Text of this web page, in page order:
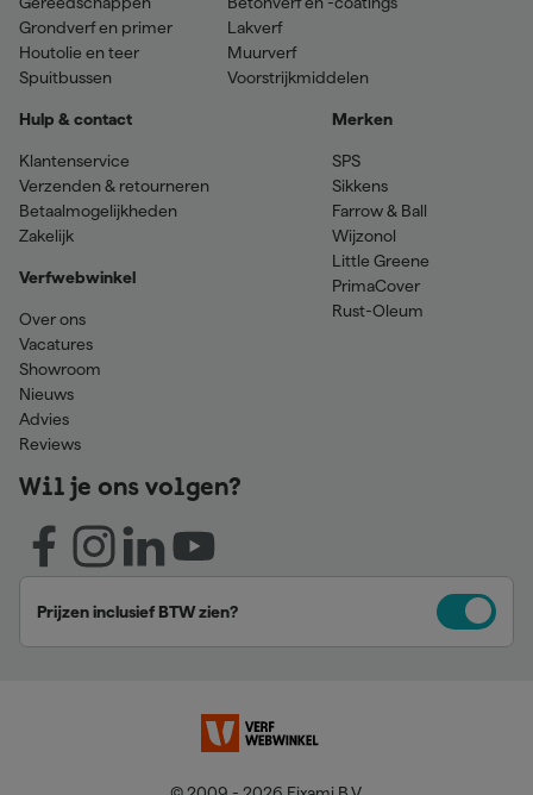
Grondverf en primer
Houtolie en teer
Spuitbussen
Lakverf
Muurverf
Voorstrijkmiddelen
Hulp & contact
Klantenservice
Verzenden & retourneren
Betaalmogelijkheden
Zakelijk
Verfwebwinkel
Over ons
Vacatures
Showroom
Nieuws
Advies
Reviews
Merken
SPS
Sikkens
Farrow & Ball
Wijzonol
Little Greene
PrimaCover
Rust-Oleum
Wil je ons volgen?
Prijzen inclusief BTW zien?